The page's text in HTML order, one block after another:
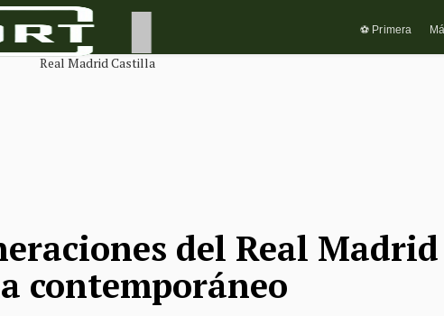
⚽ Primera
del Real Madrid
contemporáneo